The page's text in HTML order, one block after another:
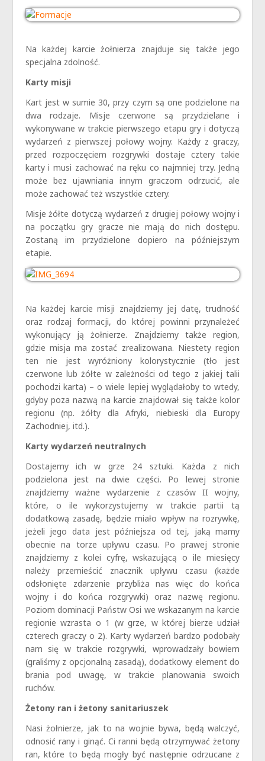
Na każdej karcie żołnierza znajduje się także jego
specjalna zdolność.
Karty misji
Kart jest w sumie 30, przy czym są one podzielone na
dwa rodzaje. Misje czerwone są przydzielane i
wykonywane w trakcie pierwszego etapu gry i dotyczą
wydarzeń z pierwszej połowy wojny. Każdy z graczy,
przed rozpoczęciem rozgrywki dostaje cztery takie
karty i musi zachować na ręku co najmniej trzy. Jedną
może bez ujawniania innym graczom odrzucić, ale
może zachować też wszystkie cztery.
Misje żółte dotyczą wydarzeń z drugiej połowy wojny i
na początku gry gracze nie mają do nich dostępu.
Zostaną im przydzielone dopiero na późniejszym
etapie.
Na każdej karcie misji znajdziemy jej datę, trudność
oraz rodzaj formacji, do której powinni przynależeć
wykonujący ją żołnierze. Znajdziemy także region,
gdzie misja ma zostać zrealizowana. Niestety region
ten nie jest wyróżniony kolorystycznie (tło jest
czerwone lub żółte w zależności od tego z jakiej talii
pochodzi karta) – o wiele lepiej wyglądałoby to wtedy,
gdyby poza nazwą na karcie znajdował się także kolor
regionu (np. żółty dla Afryki, niebieski dla Europy
Zachodniej, itd.).
Karty wydarzeń neutralnych
Dostajemy ich w grze 24 sztuki. Każda z nich
podzielona jest na dwie części. Po lewej stronie
znajdziemy ważne wydarzenie z czasów II wojny,
które, o ile wykorzystujemy w trakcie partii tą
dodatkową zasadę, będzie miało wpływ na rozrywkę,
jeżeli jego data jest późniejsza od tej, jaką mamy
obecnie na torze upływu czasu. Po prawej stronie
znajdziemy z kolei cyfrę, wskazującą o ile miesięcy
należy przemieścić znacznik upływu czasu (każde
odsłonięte zdarzenie przybliża nas więc do końca
wojny i do końca rozgrywki) oraz nazwę regionu.
Poziom dominacji Państw Osi we wskazanym na karcie
regionie wzrasta o 1 (w grze, w której bierze udział
czterech graczy o 2). Karty wydarzeń bardzo podobały
nam się w trakcie rozgrywki, wprowadzały bowiem
(graliśmy z opcjonalną zasadą), dodatkowy element do
brania pod uwagę, w trakcie planowania swoich
ruchów.
Żetony ran i żetony sanitariuszek
Nasi żołnierze, jak to na wojnie bywa, będą walczyć,
odnosić rany i ginąć. Ci ranni będą otrzymywać żetony
ran, które to będą mogły być następnie odrzucane z